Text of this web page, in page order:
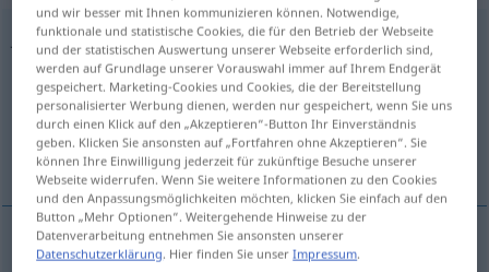
Jalapenwurzelf
Übersicht aller Übersetzungen
(Für mehr Details die Übersetzung anklicken/antippen)
mechoacan turpeth
Beispiele
und wir besser mit Ihnen kommunizieren können. Notwendige,
funktionale und statistische Cookies, die für den Betrieb der Webseite
und der statistischen Auswertung unserer Webseite erforderlich sind,
werden auf Grundlage unserer Vorauswahl immer auf Ihrem Endgerät
gespeichert. Marketing-Cookies und Cookies, die der Bereitstellung
personalisierter Werbung dienen, werden nur gespeichert, wenn Sie uns
durch einen Klick auf den „Akzeptieren“-Button Ihr Einverständnis
geben. Klicken Sie ansonsten auf „Fortfahren ohne Akzeptieren“. Sie
können Ihre Einwilligung jederzeit für zukünftige Besuche unserer
Webseite widerrufen. Wenn Sie weitere Informationen zu den Cookies
und den Anpassungsmöglichkeiten möchten, klicken Sie einfach auf den
Button „Mehr Optionen“. Weitergehende Hinweise zu der
Datenverarbeitung entnehmen Sie ansonsten unserer
Datenschutzerklärung. Hier finden Sie unserImpressum.